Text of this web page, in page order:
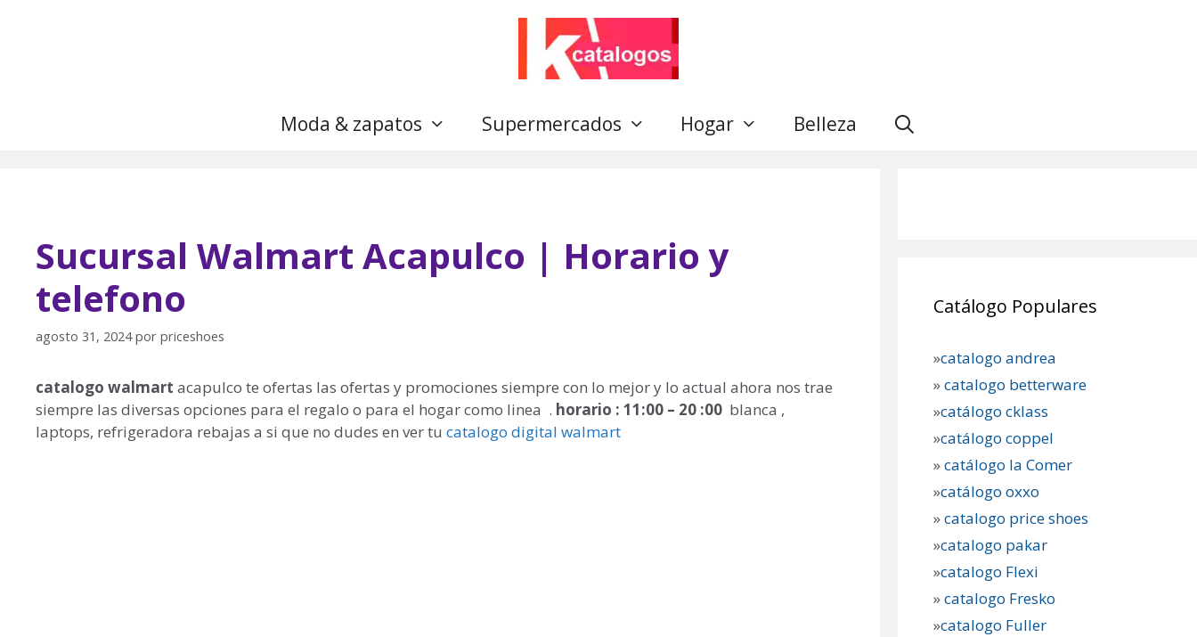
Moda & zapatos Supermercados Hogar Belleza
Sucursal Walmart Acapulco | Horario y
telefono
agosto 31, 2024 por priceshoes
catalogo walmart acapulco te ofertas las ofertas y promociones siempre con lo mejor y lo actual ahora nos trae
siempre las diversas opciones para el regalo o para el hogar como linea . horario : 11:00 – 20 :00 blanca ,
laptops, refrigeradora rebajas a si que no dudes en ver tu catalogo digital walmart
Catálogo Populares
»catalogo andrea
»catalogo betterware
»catálogo cklass
»catálogo coppel
»catálogo la Comer
»catálogo oxxo
»catalogo price shoes
»catalogo pakar
»catalogo Flexi
»catalogo Fresko
»catalogo Fuller